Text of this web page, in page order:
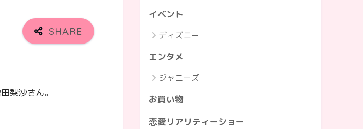
梨沙さん。
イベント
ディズニー
エンタメ
ジャニーズ
お買い物
恋愛リアリティーショー